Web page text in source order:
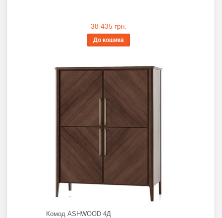
38 435 грн.
До кошика
Комод ASHWOOD 4Д